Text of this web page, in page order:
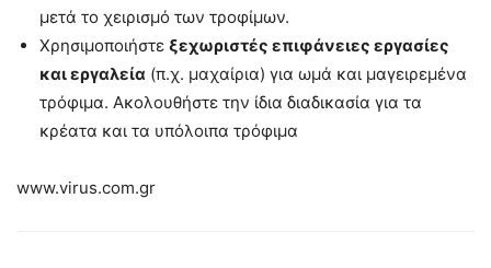
μετά το χειρισμό των τροφίμων.
Χρησιμοποιήστε ξεχωριστές επιφάνειες εργασίες
και εργαλεία (π.χ. μαχαίρια) για ωμά και μαγειρεμένα
τρόφιμα. Ακολουθήστε την ίδια διαδικασία για τα
κρέατα και τα υπόλοιπα τρόφιμα
www.virus.com.gr